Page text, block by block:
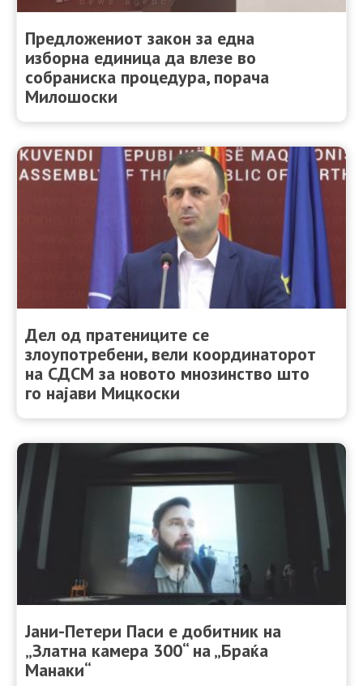
Предложениот закон за една
изборна единица да влезе во
собраниска процедура, порача
Милошоски
Дел од пратениците се
злоупотребени, вели координаторот
на СДСМ за новото мнозинство што
го најави Мицкоски
Јани-Петери Паси е добитник на
„Златна камера 300“ на „Браќа
Манаки“